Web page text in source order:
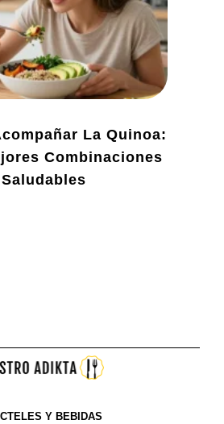
La Quinoa:
Combinaciones
Saludables
Y BEBIDAS